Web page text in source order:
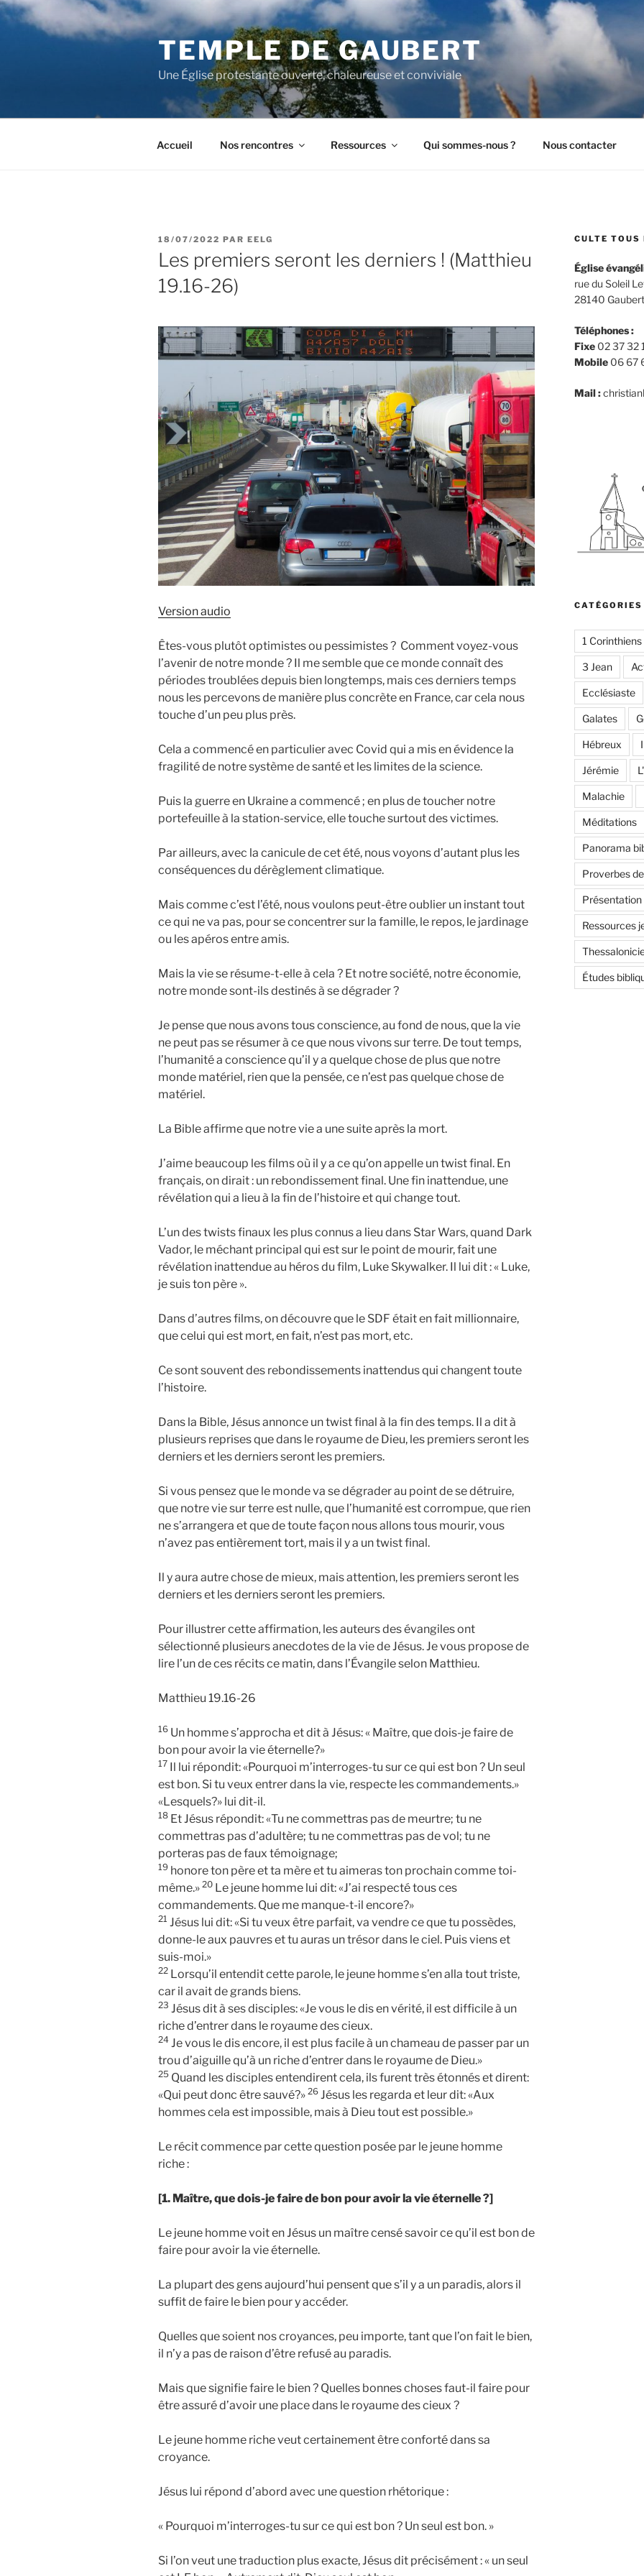
Aller
au
TEMPLE DE GAUBERT
Une Église protestante ouverte, chaleureuse et conviviale
Accueil Nos rencontres Ressources Qui sommes-nous ? Nous contacter
PUBLIÉ
LE
18/07/2022 PAR EELG
Les premiers seront les derniers ! (Matthieu
19.16-26)
Version audio
Êtes-vous plutôt optimistes ou pessimistes ? Comment voyez-vous
l’avenir de notre monde ? Il me semble que ce monde connaît des
périodes troublées depuis bien longtemps, mais ces derniers temps
nous les percevons de manière plus concrète en France, car cela nous
touche d’un peu plus près.
Cela a commencé en particulier avec Covid qui a mis en évidence la
fragilité de notre système de santé et les limites de la science.
Puis la guerre en Ukraine a commencé ; en plus de toucher notre
portefeuille à la station-service, elle touche surtout des victimes.
Par ailleurs, avec la canicule de cet été, nous voyons d’autant plus les
conséquences du dérèglement climatique.
Mais comme c’est l’été, nous voulons peut-être oublier un instant tout
ce qui ne va pas, pour se concentrer sur la famille, le repos, le jardinage
ou les apéros entre amis.
Mais la vie se résume-t-elle à cela ? Et notre société, notre économie,
notre monde sont-ils destinés à se dégrader ?
Je pense que nous avons tous conscience, au fond de nous, que la vie
ne peut pas se résumer à ce que nous vivons sur terre. De tout temps,
l’humanité a conscience qu’il y a quelque chose de plus que notre
monde matériel, rien que la pensée, ce n’est pas quelque chose de
matériel.
La Bible affirme que notre vie a une suite après la mort.
J’aime beaucoup les films où il y a ce qu’on appelle un twist final. En
français, on dirait : un rebondissement final. Une fin inattendue, une
révélation qui a lieu à la fin de l’histoire et qui change tout.
L’un des twists finaux les plus connus a lieu dans Star Wars, quand Dark
Vador, le méchant principal qui est sur le point de mourir, fait une
révélation inattendue au héros du film, Luke Skywalker. Il lui dit : « Luke,
je suis ton père ».
Dans d’autres films, on découvre que le SDF était en fait millionnaire,
que celui qui est mort, en fait, n’est pas mort, etc.
Ce sont souvent des rebondissements inattendus qui changent toute
l’histoire.
Dans la Bible, Jésus annonce un twist final à la fin des temps. Il a dit à
plusieurs reprises que dans le royaume de Dieu, les premiers seront les
derniers et les derniers seront les premiers.
Si vous pensez que le monde va se dégrader au point de se détruire,
que notre vie sur terre est nulle, que l’humanité est corrompue, que rien
ne s’arrangera et que de toute façon nous allons tous mourir, vous
n’avez pas entièrement tort, mais il y a un twist final.
Il y aura autre chose de mieux, mais attention, les premiers seront les
derniers et les derniers seront les premiers.
Pour illustrer cette affirmation, les auteurs des évangiles ont
sélectionné plusieurs anecdotes de la vie de Jésus. Je vous propose de
lire l’un de ces récits ce matin, dans l’Évangile selon Matthieu.
Matthieu 19.16-26
16 Un homme s’approcha et dit à Jésus: « Maître, que dois-je faire de
bon pour avoir la vie éternelle?»
17 Il lui répondit: «Pourquoi m’interroges-tu sur ce qui est bon ? Un seul
est bon. Si tu veux entrer dans la vie, respecte les commandements.»
«Lesquels?» lui dit-il.
18 Et Jésus répondit: «Tu ne commettras pas de meurtre; tu ne
commettras pas d’adultère; tu ne commettras pas de vol; tu ne
porteras pas de faux témoignage;
19 honore ton père et ta mère et tu aimeras ton prochain comme toi-
même.» 20 Le jeune homme lui dit: «J’ai respecté tous ces
commandements. Que me manque-t-il encore?»
21 Jésus lui dit: «Si tu veux être parfait, va vendre ce que tu possèdes,
donne-le aux pauvres et tu auras un trésor dans le ciel. Puis viens et
suis-moi.»
22 Lorsqu’il entendit cette parole, le jeune homme s’en alla tout triste,
car il avait de grands biens.
23 Jésus dit à ses disciples: «Je vous le dis en vérité, il est difficile à un
riche d’entrer dans le royaume des cieux.
24 Je vous le dis encore, il est plus facile à un chameau de passer par un
trou d’aiguille qu’à un riche d’entrer dans le royaume de Dieu.»
25 Quand les disciples entendirent cela, ils furent très étonnés et dirent:
«Qui peut donc être sauvé?» 26 Jésus les regarda et leur dit: «Aux
hommes cela est impossible, mais à Dieu tout est possible.»
Le récit commence par cette question posée par le jeune homme
riche :
[1. Maître, que dois-je faire de bon pour avoir la vie éternelle ?]
Le jeune homme voit en Jésus un maître censé savoir ce qu’il est bon de
faire pour avoir la vie éternelle.
La plupart des gens aujourd’hui pensent que s’il y a un paradis, alors il
suffit de faire le bien pour y accéder.
Quelles que soient nos croyances, peu importe, tant que l’on fait le bien,
il n’y a pas de raison d’être refusé au paradis.
Mais que signifie faire le bien ? Quelles bonnes choses faut-il faire pour
être assuré d’avoir une place dans le royaume des cieux ?
Le jeune homme riche veut certainement être conforté dans sa
croyance.
Jésus lui répond d’abord avec une question rhétorique :
« Pourquoi m’interroges-tu sur ce qui est bon ? Un seul est bon. »
Si l’on veut une traduction plus exacte, Jésus dit précisément : « un seul
CULTE
Église
rue du Soleil
28140
Téléphones :
Fixe02 37 32
Mobile06 67
Mail :
CATÉGORIES
1 Corinthiens
3 Jean
Ecclésiaste
Galates
Hébreux
Jérémie
Malachie
Méditations
Panorama
Proverbes
Présentation
Ressources
Études